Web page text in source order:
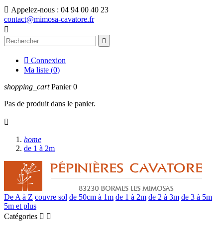
 Appelez-nous : 04 94 00 40 23
contact@mimosa-cavatore.fr


 Connexion
Ma liste (0)
shopping_cart Panier 0
Pas de produit dans le panier.

home
de 1 à 2m
De A à Z couvre sol de 50cm à 1m de 1 à 2m de 2 à 3m de 3 à 5m
5m et plus
Catégories  